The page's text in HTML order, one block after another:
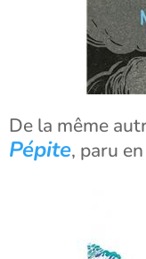
De la même
Pépite, paru